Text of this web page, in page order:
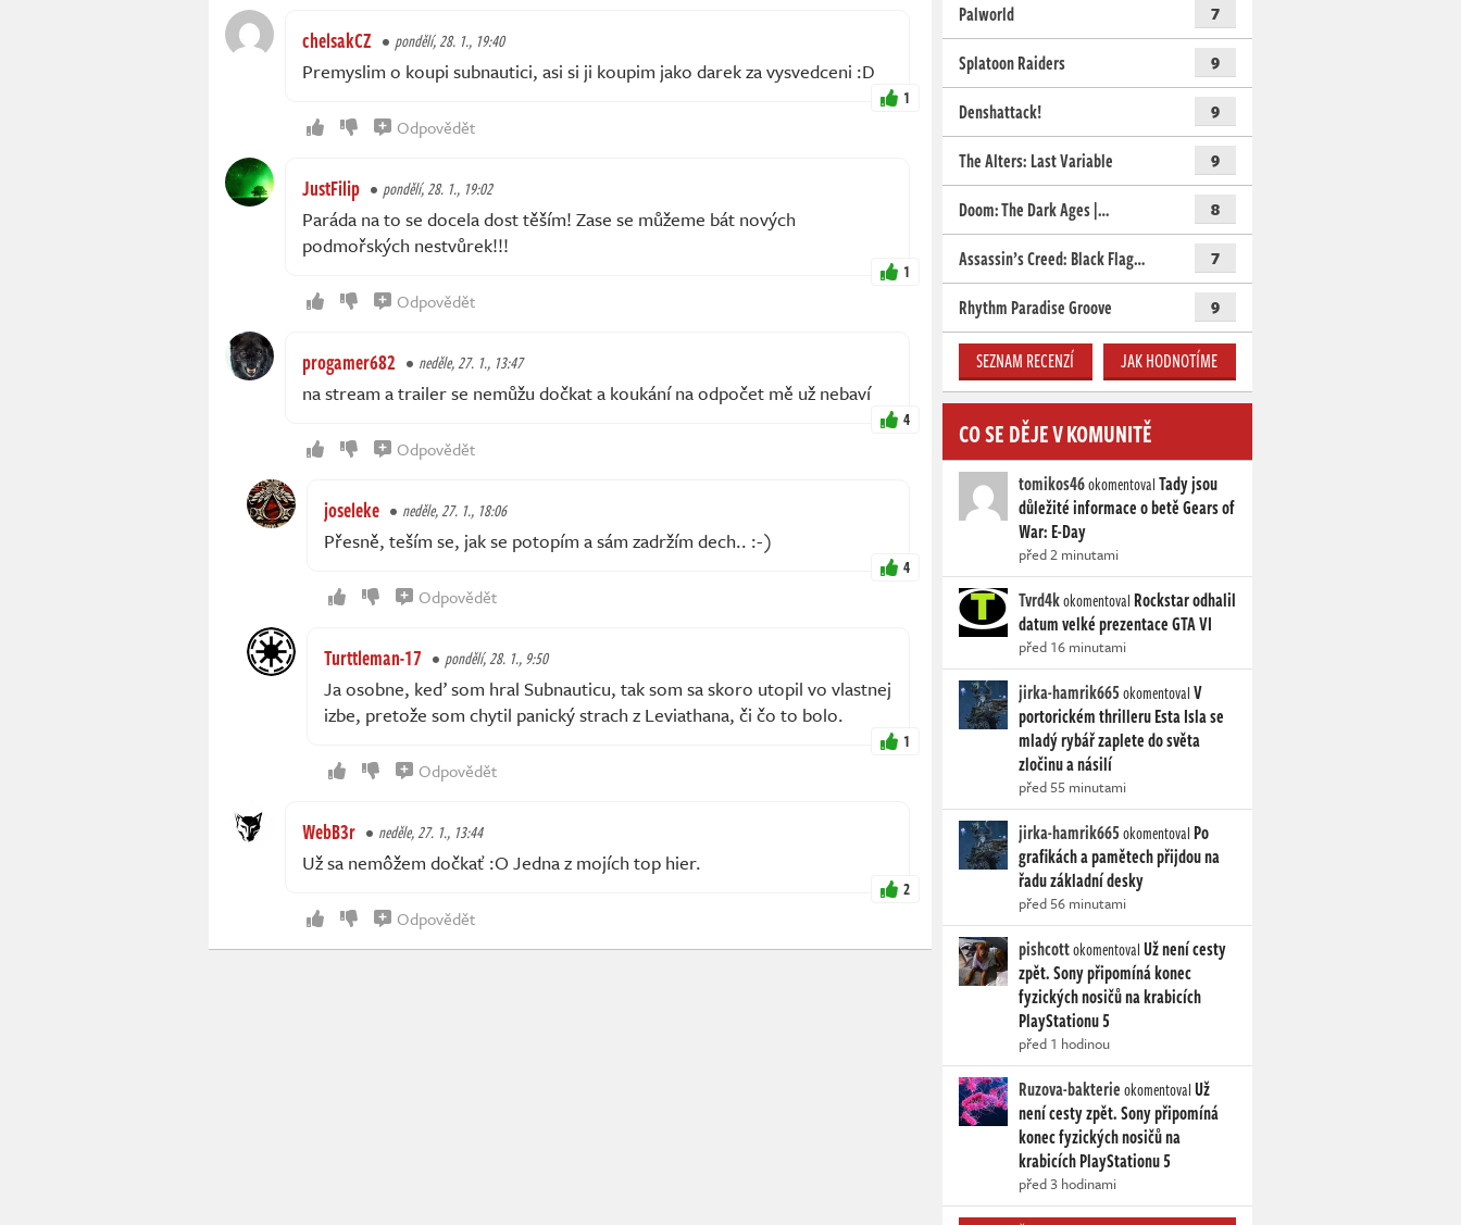
chelsakCZ pondělí, 28. 1., 19:40
Premyslim o koupi subnautici, asi si ji koupim jako darek za vysvedceni :D
1
Odpovědět
JustFilip pondělí, 28. 1., 19:02
Paráda na to se docela dost těším! Zase se můžeme bát nových
podmořských nestvůrek!!!
1
Odpovědět
progamer682 neděle, 27. 1., 13:47
na stream a trailer se nemůžu dočkat a koukání na odpočet mě už nebaví
4
Odpovědět
joseleke neděle, 27. 1., 18:06
Přesně, teším se, jak se potopím a sám zadržím dech.. :-)
4
Odpovědět
Turttleman-17 pondělí, 28. 1., 9:50
Ja osobne, keď som hral Subnauticu, tak som sa skoro utopil vo vlastnej
izbe, pretože som chytil panický strach z Leviathana, či čo to bolo.
1
Odpovědět
WebB3r neděle, 27. 1., 13:44
Už sa nemôžem dočkať :O Jedna z mojích top hier.
2
Odpovědět
Palworld 7
Splatoon Raiders 9
Denshattack! 9
The Alters: Last Variable 9
Doom: The Dark Ages |… 8
Assassin’s Creed: Black Flag… 7
Rhythm Paradise Groove 9
SEZNAM RECENZÍ JAK HODNOTÍME
CO SE DĚJE V KOMUNITĚ
tomikos46okomentovalTady jsou
důležité informace o betě Gears of
War: E-Day
před 2 minutami
Tvrd4kokomentoval Rockstar odhalil
datum velké prezentace GTA VI
před 16 minutami
jirka-hamrik665okomentovalV
portorickém thrilleru Esta Isla se
mladý rybář zaplete do světa
zločinu a násilí
před 55 minutami
jirka-hamrik665okomentoval Po
grafikách a pamětech přijdou na
řadu základní desky
před 56 minutami
pishcottokomentovalUž není cesty
zpět. Sony připomíná konec
fyzických nosičů na krabicích
PlayStationu 5
před 1 hodinou
Ruzova-bakterieokomentovalUž
není cesty zpět. Sony připomíná
konec fyzických nosičů na
krabicích PlayStationu 5
před 3 hodinami